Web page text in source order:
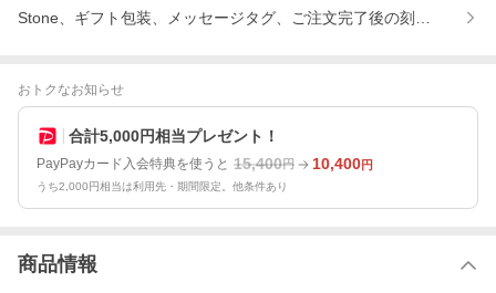
Stone、ギフト包装、メッセージタグ、ご注文完了後の刻印内容変
おトクなお知らせ
合計5,000円相当プレゼント！
PayPayカード入会特典を使うと 15,400円 10,400円
うち2,000円相当は利用先・期間限定。他条件あり
商品情報